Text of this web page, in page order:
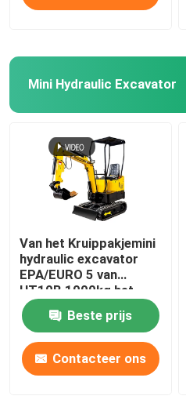
Mini Hydraulic Excavator
Van het Kruippakjemini
hydraulic excavator
EPA/EURO 5 van
HT10B 1000kg het
Huisgebruik
Beste prijs
Contacteer ons